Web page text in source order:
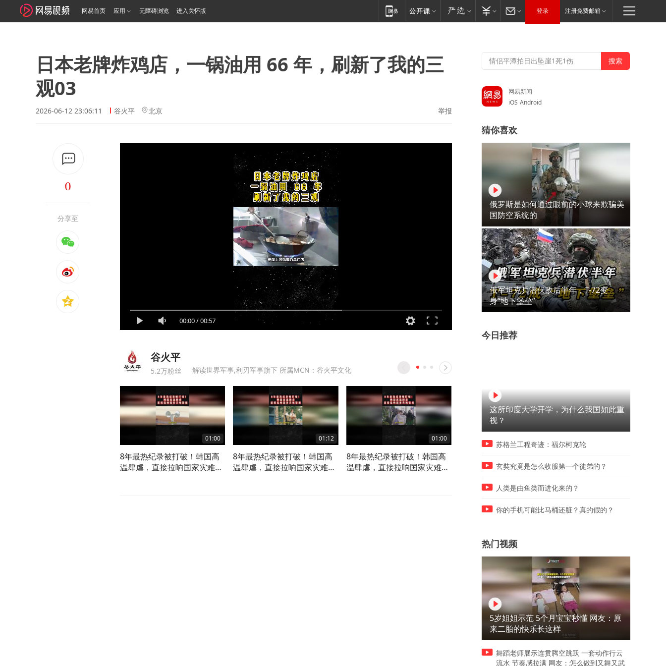
网易首页 应用 无障碍浏览 进入关怀版 登录 注册免费邮箱
日本老牌炸鸡店，一锅油用 66 年，刷新了我的三
观03
2026-06-12 23:06:11 谷火平 北京 举报
0
分享至
00:00/00:57
谷火平
5.2万粉丝 解读世界军事,利刃军事旗下 所属MCN：谷火平文化
01:00
8年最热纪录被打破！韩国高
温肆虐，直接拉响国家灾难警
01:12
8年最热纪录被打破！韩国高
温肆虐，直接拉响国家灾难警
01:00
8年最热纪录被打破！韩国高
温肆虐，直接拉响国家灾难警
温肆虐，直接拉响国家灾难警
足，伊朗对海湾国家下“最后
网易新闻
iOS Android
猜你喜欢
俄罗斯是如何通过眼前的小球来欺骗美
国防空系统的
俄军坦克兵潜伏敌后半年，T-72变
身“地下堡垒”
今日推荐
这所印度大学开学，为什么我国如此重
视？
苏格兰工程奇迹：福尔柯克轮
玄奘究竟是怎么收服第一个徒弟的？
人类是由鱼类而进化来的？
你的手机可能比马桶还脏？真的假的？
热门视频
5岁姐姐示范 5个月宝宝秒懂 网友：原
来二胎的快乐长这样
舞蹈老师展示连贯腾空跳跃 一套动作行云
流水 节奏感拉满 网友：怎么做到又舞又武